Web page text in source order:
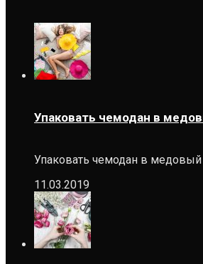
Упаковать чемодан в
Упаковать чемодан в
11.03.2019